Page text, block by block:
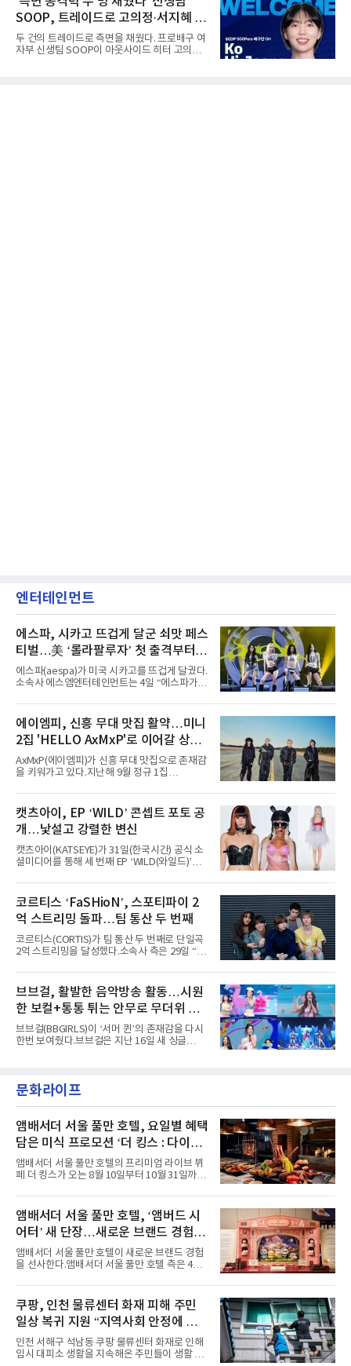
스 1000 대회인 신시내티
을 제외한 12명이 참가한다고 10일 밝혔다. 이번
평가전은 2027 국제농구연맹(FIBA) 농구 월드
컵 아시아 예선 윈도4와 아이치·나고야 아시안
게임을 대비한 경기력 점검 무대다.제외 사유는
엇갈린다. 대표팀은 애초 16명이 소집됐으나 송
SOOP, 트레이드로 고의정·서지혜 영
입...창단 첫 시즌 담금질
두 건의 트레이드로 측면을 채웠다. 프로배구 여
자부 신생팀 SOOP이 아웃사이드 히터 고의정
엔터테인먼트
에스파, 시카고 뜨겁게 달군 쇠맛 페스
티벌…美 ‘롤라팔루자’ 첫 출격부터
증명한 존재감
에스파(aespa)가 미국 시카고를 뜨겁게 달궜다.
소속사 에스엠엔터테인먼트는 4일 “에스파가
서 열린 ‘롤라팔루자 시카고’(Lollapalooza
Chicago)의 알리안츠 스테이지에 올랐다”며
“총 14곡으로 구성된 세트리스트를 선사, 데뷔 7
년 차다운 노련한 무대 매너와 파워풀한 에너지
로 현장의 분위기를 압도했다”고 밝혔다.1991
년 시작된 ‘롤라팔루자’는 8개 스테이지, 170여
팀의 아티스트와 40만 명 이상의 관객이 운집하
코르티스 등 K팝 스타들이 출연진 명단에 이름
을 올렸다.이날 에스파는
에이엠피, 신흥 무대 맛집 활약…미니
2집 'HELLO AxMxP'로 이어갈 상승
세
AxMxP(에이엠피)가 신흥 무대 맛집으로 존재감
을 키워가고 있다.지난해 9월 정규 1집
AxMxP는 데뷔 전부터 버스킹과 각종 페스티벌,
공연 무대에 오르며 실전 경험을 쌓아왔다.이들
은 소속사 패밀리 콘서트를 비롯해 '뷰티풀 민트
라이프 2025', '2025 부산국제록페스티벌' 등 대
형 무대에 잇달아 출연해 당찬 에너지와 풋풋한
매력으로 음악팬들의 눈도장을 찍었다.이후
AxMxP는 '카운트다운 판타지 2025-2026',
정적인 실력을 입증했고, 올해 '2026 어썸뮤직
페스티벌', '뷰티풀 민트 라이프 2026', '2026
캣츠아이, EP ‘WILD’ 콘셉트 포토 공
개…낯설고 강렬한 변신
캣츠아이(KATSEYE)가 31일(한국시간) 공식 소
셜미디어를 통해 세 번째 EP ‘WILD(와일드)’의
heart(와일드 하트)’라는 제목이 붙은 콘셉트 포
토에는 멤버들의 본능적이고 야성적인 면모가
강렬하게 담겼다. 짙은 아이섀도와 푸른빛·금빛·
붉은빛의 컬러 렌즈가 비현실적인 분위기를 자
아내고, 여러 원색이 불규칙하게 뒤섞인 멀티컬
러 헤어와 과감한 블루·블랙 립 메이크업이 낯설
고도 매혹적인 비주얼을 완성했다.스타일링 역
엣을 거침없이 결합했다. 멤버들은 각기 다른 개
성을 살린 스타일링을 선
코르티스 ‘FaSHioN’, 스포티파이 2
억 스트리밍 돌파…팀 통산 두 번째
코르티스(CORTIS)가 팀 통산 두 번째로 단일곡
2억 스트리밍을 달성했다.소속사 측은 29일 “코
벌 오디오·음원 스트리밍 플랫폼 스포티파이에
서 27일 자로 누적 재생 수 2억 회를 돌파했
다”고 밝혔다.곡이 발표된 지 약 10개월 만이다.
팀의 첫 번째 2억 스트리밍 곡은 동일 음반에 수
록된 ‘GO!’다. 이 노래는 공개 약 9개월 만인 지
난달 26일 자에 2억 고지를 밟았다. 이는 최근 5
년 내 데뷔한 보이그룹의 곡 중 최단기 2억 달성
했다. “내 티, 5 bucks 바지는, 만원” 등 멤버들
의 라이프 스타일
브브걸, 활발한 음악방송 활동…시원
한 보컬+통통 튀는 안무로 무더위 사
냥
브브걸(BBGIRLS)이 ‘서머 퀸’의 존재감을 다시
한번 보여줬다.브브걸은 지난 16일 새 싱글
MBC '쇼! 음악중심', SBS '인기가요' 등 주요 음
악방송 무대에 올라 화려한 퍼포먼스를 펼쳤다.
력을 앞세워 매 무대 색다른 볼거리를 선사했다.
특히 화사한 파스텔 톤의 비치웨어부터 청량한
마린룩, 햇살 아래 반짝이는 물결을 연상시키는
스커트, 강렬한 붉은 계열의 스타일링까지 각기
다른 매력을 선보였다. 브브걸은 다채로운 여름
패션을 완벽하게 소화하며 보
문화라이프
앰배서더 서울 풀만 호텔, 요일별 혜택
담은 미식 프로모션 ‘더 킹스 : 다이닝
프리빌리지즈’ 선봬
앰배서더 서울 풀만 호텔의 프리미엄 라이브 뷔
페 더 킹스가 오는 8월 10일부터 10월 31일까지
즈’를 선보인다.앰배서더 서울 풀만 호텔 측은
“요일마다 다른 즐거움과 한층 깊어진 미식의 여
유를 경험할 수 있도록 기획했다”고 밝혔다.먼저
월요일과 화요일에는 한 주의 문을 여는 여유로
운 식사를 테마로 다양한 혜택이 마련된다. 런치
이용 시 성인 5인 이상 사전 예약 고객에게 성인
1인 무료 혜택을 제공하며, 디너 이용 시에는 성
유료 회원 고객을 대상으로 5% 추가 할인 또는
바우처 1매 추가
앰배서더 서울 풀만 호텔, ‘앰버드 시
어터’ 새 단장…새로운 브랜드 경험 선
사
앰배서더 서울 풀만 호텔이 새로운 브랜드 경험
을 선사한다.앰배서더 서울 풀만 호텔 측은 4일
이야기를 담은 인형 극장 콘셉트의 공간 ‘앰버드
시어터(Ambird Theater)’를 새롭게 선보인
다”고 밝혔다.앰배서더 서울 풀만 호텔은 로비
한편에 마련된 앰버드 존을 통해 앰버드의 세계
관을 소개해왔다. 앰버드 존은 앰버드가 우주여
행 중 수집한 다양한 굿즈를 전시한 '앰버드 플래
닛(Ambird Planet)과 계절별 플라워 연출로 사
쿠팡, 인천 물류센터 화재 피해 주민
일상 복귀 지원 “지역사회 안정에 총
력”
인천 서해구 석남동 쿠팡 물류센터 화재로 인해
임시 대피소 생활을 지속해온 주민들이 생활 터